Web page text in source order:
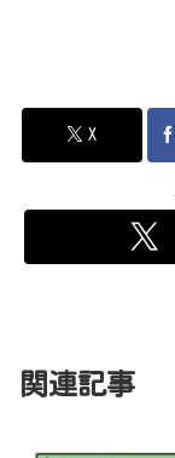
X
関連記事